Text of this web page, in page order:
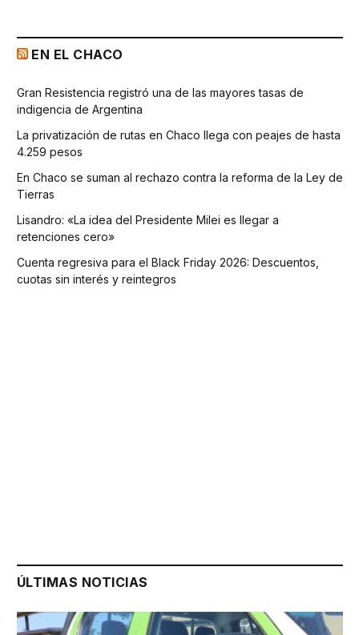
EN EL CHACO
Gran Resistencia registró una de las mayores tasas de
indigencia de Argentina
La privatización de rutas en Chaco llega con peajes de hasta
4.259 pesos
En Chaco se suman al rechazo contra la reforma de la Ley de
Tierras
Lisandro: «La idea del Presidente Milei es llegar a
retenciones cero»
Cuenta regresiva para el Black Friday 2026: Descuentos,
cuotas sin interés y reintegros
ÚLTIMAS NOTICIAS